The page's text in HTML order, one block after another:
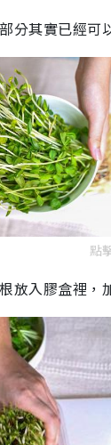
分其實已經可
點
放入膠盒裡，